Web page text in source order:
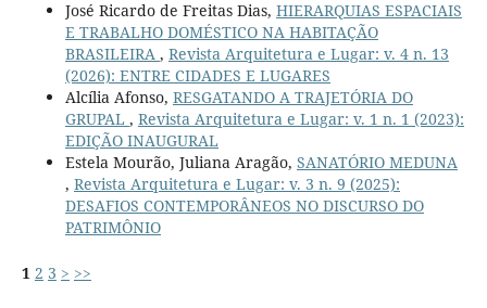
José Ricardo de Freitas Dias, HIERARQUIAS ESPACIAIS
E TRABALHO DOMÉSTICO NA HABITAÇÃO
BRASILEIRA , Revista Arquitetura e Lugar: v. 4 n. 13
(2026): ENTRE CIDADES E LUGARES
Alcília Afonso, RESGATANDO A TRAJETÓRIA DO
GRUPAL , Revista Arquitetura e Lugar: v. 1 n. 1 (2023):
EDIÇÃO INAUGURAL
Estela Mourão, Juliana Aragão, SANATÓRIO MEDUNA
, Revista Arquitetura e Lugar: v. 3 n. 9 (2025):
DESAFIOS CONTEMPORÂNEOS NO DISCURSO DO
PATRIMÔNIO
1 2 3 > >>